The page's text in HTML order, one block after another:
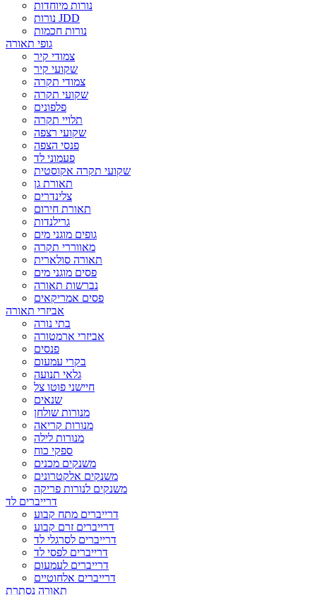
נורות מיוחדות
נורות JDD
נורות חכמות
גופי תאורה
צמודי קיר
שקועי קיר
צמודי תקרה
שקועי תקרה
פלפונים
תלויי תקרה
שקועי רצפה
פנסי הצפה
פעמוני לד
שקועי תקרה אקוסטית
תאורת גן
צלינדרים
תאורת חירום
גרילנדות
גופים מוגני מים
מאווררי תקרה
תאורה סולארית
פסים מוגני מים
נברשות תאורה
פסים אמריקאים
אביזרי תאורה
בתי נורה
אביזרי ארמטורה
פנסים
בקרי עמעום
גלאי תנועה
חיישני פוטו צל
שנאים
מנורות שולחן
מנורות קריאה
מנורות לילה
ספקי כוח
משנקים מכנים
משנקים אלקטרונים
משנקים לנורות פריקה
דרייברים לד
דרייברים מתח קבוע
דרייברים זרם קבוע
דרייברים לסרגלי לד
דרייברים לפסי לד
דרייברים לעמעום
דרייברים אלחוטיים
תאורה נסתרת